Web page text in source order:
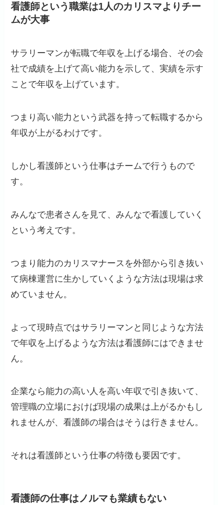
看護師という職業は1人のカリスマよりチー
ムが大事
サラリーマンが転職で年収を上げる場合、その会
社で成績を上げて高い能力を示して、実績を示す
ことで年収を上げています。
つまり高い能力という武器を持って転職するから
年収が上がるわけです。
しかし看護師という仕事はチームで行うもので
す。
みんなで患者さんを見て、みんなで看護していく
という考えです。
つまり能力のカリスマナースを外部から引き抜い
て病棟運営に生かしていくような方法は現場は求
めていません。
よって現時点ではサラリーマンと同じような方法
で年収を上げるような方法は看護師にはできませ
ん。
企業なら能力の高い人を高い年収で引き抜いて、
管理職の立場におけば現場の成果は上がるかもし
れませんが、看護師の場合はそうは行きません。
それは看護師という仕事の特徴も要因です。
看護師の仕事はノルマも業績もない